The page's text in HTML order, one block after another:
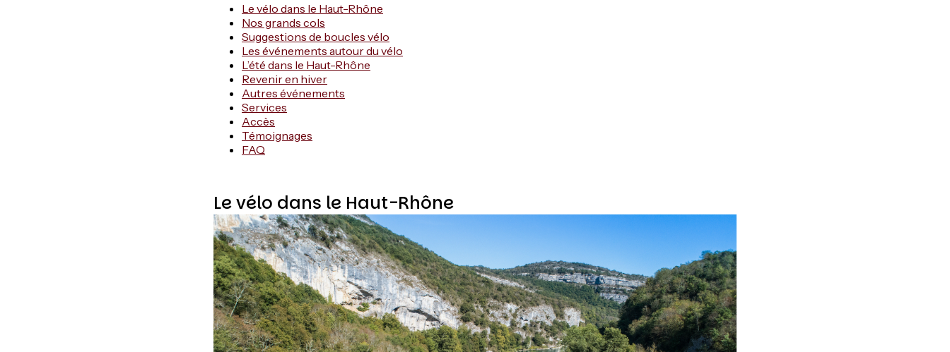
Le vélo dans le Haut-Rhône
Nos grands cols
Suggestions de boucles vélo
Les événements autour du vélo
L’été dans le Haut-Rhône
Revenir en hiver
Autres événements
Services
Accès
Témoignages
FAQ
Le vélo dans le Haut-Rhône